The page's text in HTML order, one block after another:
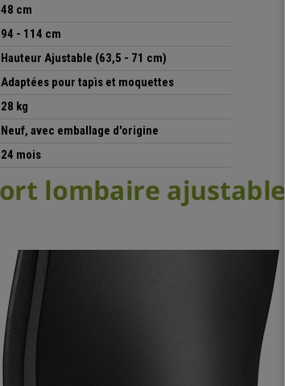
48 cm
94 - 114 cm
Hauteur Ajustable (63,5 - 71 cm)
Adaptées pour tapìs et moquettes
28 kg
Neuf, avec emballage d'origine
24 mois